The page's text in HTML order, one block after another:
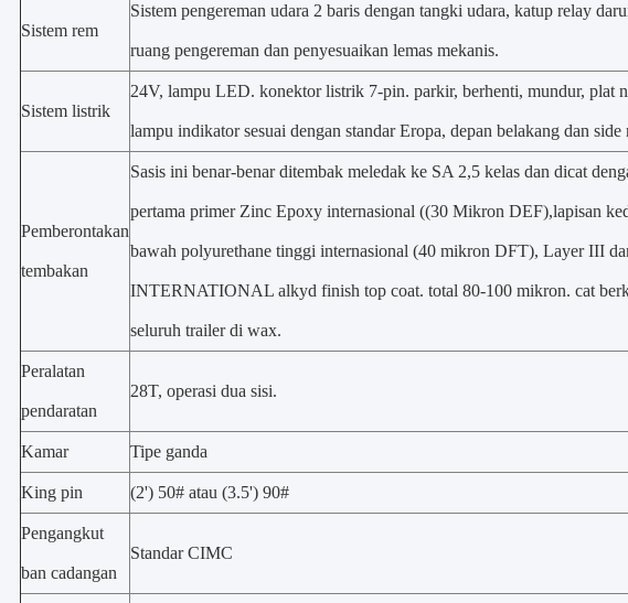
Sistem rem
Sistem pengereman udara 2 baris dengan tangki udara, katup relay
ruang pengereman dan penyesuaikan lemas mekanis.
Sistem listrik
24V, lampu LED. konektor listrik 7-pin. parkir, berhenti, mundur, plat
lampu indikator sesuai dengan standar Eropa, depan belakang dan side
Pemberontakan
tembakan
Sasis ini benar-benar ditembak meledak ke SA 2,5 kelas dan dicat
pertama primer Zinc Epoxy internasional ((30 Mikron DEF),lapisan
bawah polyurethane tinggi internasional (40 mikron DFT), Layer III
INTERNATIONAL alkyd finish top coat. total 80-100 mikron. cat
seluruh trailer di wax.
Peralatan
pendaratan
28T, operasi dua sisi.
Kamar Tipe ganda
King pin (2') 50# atau (3.5') 90#
Pengangkut
ban cadangan
Standar CIMC